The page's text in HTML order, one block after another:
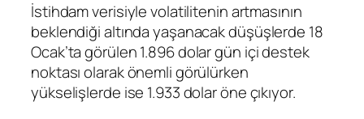
İstihdam verisiyle volatilitenin artmasının
beklendiği altında yaşanacak düşüşlerde 18
Ocak’ta görülen 1.896 dolar gün içi destek
noktası olarak önemli görülürken
yükselişlerde ise 1.933 dolar öne çıkıyor.